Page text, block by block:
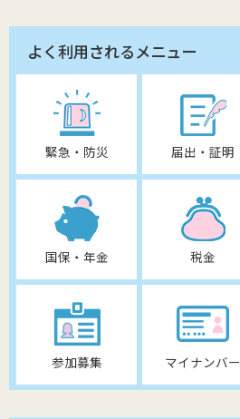
よく利用されるメニュー
緊急・防災 届出・証明
国保・年金 税金
参加募集 マイナンバー